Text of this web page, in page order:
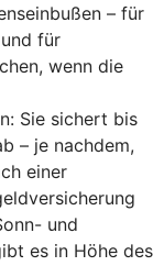
– für
für
wenn die
Sie sichert bis
– je nachdem,
einer
und
es in Höhe des